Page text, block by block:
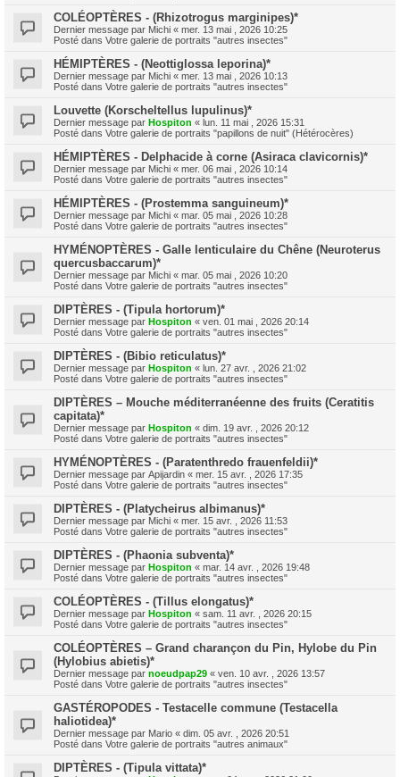
COLÉOPTÈRES - (Rhizotrogus marginipes)*
Dernier message par Michi « mer. 13 mai , 2026 10:25
Posté dans Votre galerie de portraits "autres insectes"
HÉMIPTÈRES - (Neottiglossa leporina)*
Dernier message par Michi « mer. 13 mai , 2026 10:13
Posté dans Votre galerie de portraits "autres insectes"
Louvette (Korscheltellus lupulinus)*
Dernier message par Hospiton « lun. 11 mai , 2026 15:31
Posté dans Votre galerie de portraits "papillons de nuit" (Hétérocères)
HÉMIPTÈRES - Delphacide à corne (Asiraca clavicornis)*
Dernier message par Michi « mer. 06 mai , 2026 10:14
Posté dans Votre galerie de portraits "autres insectes"
HÉMIPTÈRES - (Prostemma sanguineum)*
Dernier message par Michi « mar. 05 mai , 2026 10:28
Posté dans Votre galerie de portraits "autres insectes"
HYMÉNOPTÈRES - Galle lenticulaire du Chêne (Neuroterus
quercusbaccarum)*
Dernier message par Michi « mar. 05 mai , 2026 10:20
Posté dans Votre galerie de portraits "autres insectes"
DIPTÈRES - (Tipula hortorum)*
Dernier message par Hospiton « ven. 01 mai , 2026 20:14
Posté dans Votre galerie de portraits "autres insectes"
DIPTÈRES - (Bibio reticulatus)*
Dernier message par Hospiton « lun. 27 avr. , 2026 21:02
Posté dans Votre galerie de portraits "autres insectes"
DIPTÈRES – Mouche méditerranéenne des fruits (Ceratitis
capitata)*
Dernier message par Hospiton « dim. 19 avr. , 2026 20:12
Posté dans Votre galerie de portraits "autres insectes"
HYMÉNOPTÈRES - (Paratenthredo frauenfeldii)*
Dernier message par Apijardin « mer. 15 avr. , 2026 17:35
Posté dans Votre galerie de portraits "autres insectes"
DIPTÈRES - (Platycheirus albimanus)*
Dernier message par Michi « mer. 15 avr. , 2026 11:53
Posté dans Votre galerie de portraits "autres insectes"
DIPTÈRES - (Phaonia subventa)*
Dernier message par Hospiton « mar. 14 avr. , 2026 19:48
Posté dans Votre galerie de portraits "autres insectes"
COLÉOPTÈRES - (Tillus elongatus)*
Dernier message par Hospiton « sam. 11 avr. , 2026 20:15
Posté dans Votre galerie de portraits "autres insectes"
COLÉOPTÈRES – Grand charançon du Pin, Hylobe du Pin
(Hylobius abietis)*
Dernier message par noeudpap29 « ven. 10 avr. , 2026 13:57
Posté dans Votre galerie de portraits "autres insectes"
GASTÉROPODES - Testacelle commune (Testacella
haliotidea)*
Dernier message par Mario « dim. 05 avr. , 2026 20:51
Posté dans Votre galerie de portraits "autres animaux"
DIPTÈRES - (Tipula vittata)*